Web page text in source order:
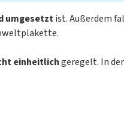
umgesetztist. Außerdem
einheitlichgeregelt. In